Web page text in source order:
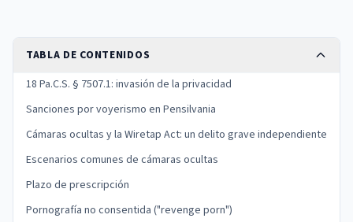
TABLA DE CONTENIDOS
18 Pa.C.S. § 7507.1: invasión de la privacidad
Sanciones por voyerismo en Pensilvania
Cámaras ocultas y la Wiretap Act: un delito grave independiente
Escenarios comunes de cámaras ocultas
Plazo de prescripción
Pornografía no consentida ("revenge porn")